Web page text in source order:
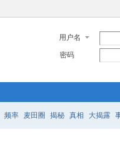
用户名
密码
频率 麦田圈 揭秘 真相 大揭露